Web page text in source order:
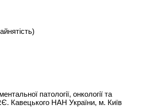
патології, онкології та
Р.Є. Кавецького НАН України, м. Київ